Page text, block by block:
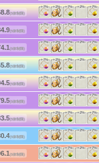
(5体制限)
+7% +2% +7% +2% +7%
(5体制限)
+7% +2% +7% +2% +7%
(5体制限)
+7% +2% +7% +2% +7%
(5体制限)
+7% +2% +7% +2% +7%
(5体制限)
+7% +2% +7% +2% +7%
(5体制限)
+7% +2% +7% +2% +7%
(5体制限)
+7% +2% +7% +2% +7%
(5体制限)
+7% +2% +7% +2% +7%
(5体制限)
+7% +2% +7% +2% +7%